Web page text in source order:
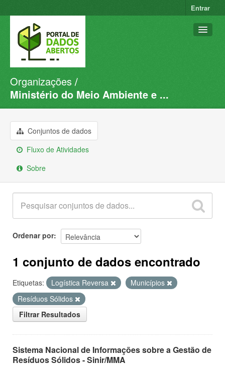
Entrar
Conjuntos de dados
Organizações
Sobre
Organizações
Ministério do Meio Ambiente e ...
Conjuntos de dados
Fluxo de Atividades
Sobre
Ordenar por
1 conjunto de dados encontrado
Etiquetas: Logística Reversa
Municípios
Resíduos Sólidos
Filtrar Resultados
Sistema Nacional de Informações sobre a Gestão de
Resíduos Sólidos - Sinir/MMA